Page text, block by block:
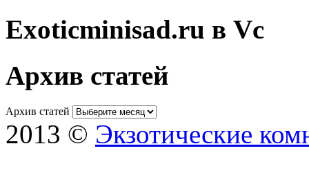
Exoticminisad.ru в Vc
Архив статей
Архив статей
2013 © Экзотические